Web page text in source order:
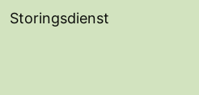
Storingsdienst